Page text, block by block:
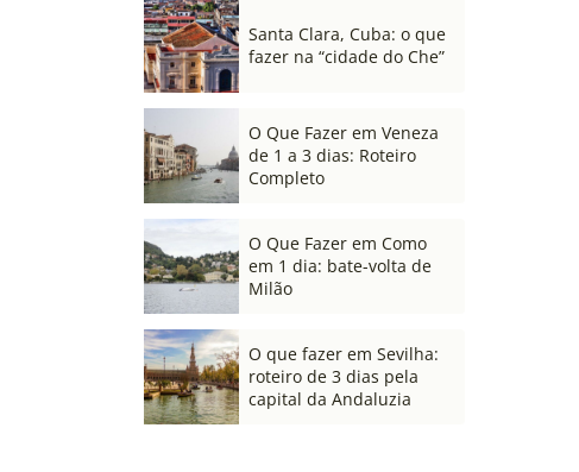
Santa Clara, Cuba: o que
fazer na “cidade do Che”
O Que Fazer em Veneza
de 1 a 3 dias: Roteiro
Completo
O Que Fazer em Como
em 1 dia: bate-volta de
Milão
O que fazer em Sevilha:
roteiro de 3 dias pela
capital da Andaluzia